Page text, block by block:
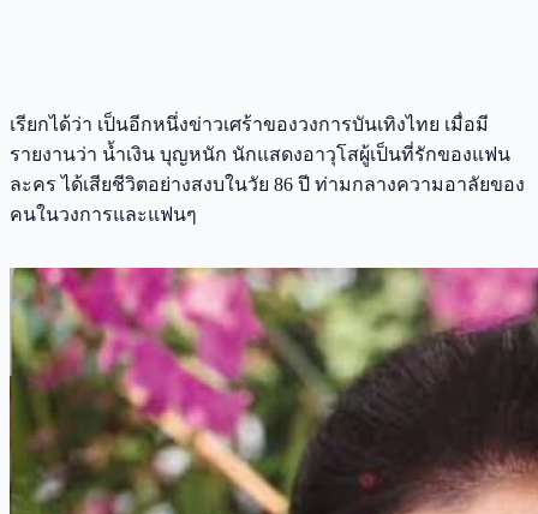
เรียกได้ว่า เป็นอีกหนึ่งข่าวเศร้าของวงการบันเทิงไทย เมื่อมี
รายงานว่า น้ำเงิน บุญหนัก นักแสดงอาวุโสผู้เป็นที่รักของแฟน
ละคร ได้เสียชีวิตอย่างสงบในวัย 86 ปี ท่ามกลางความอาลัยของ
คนในวงการและแฟนๆ